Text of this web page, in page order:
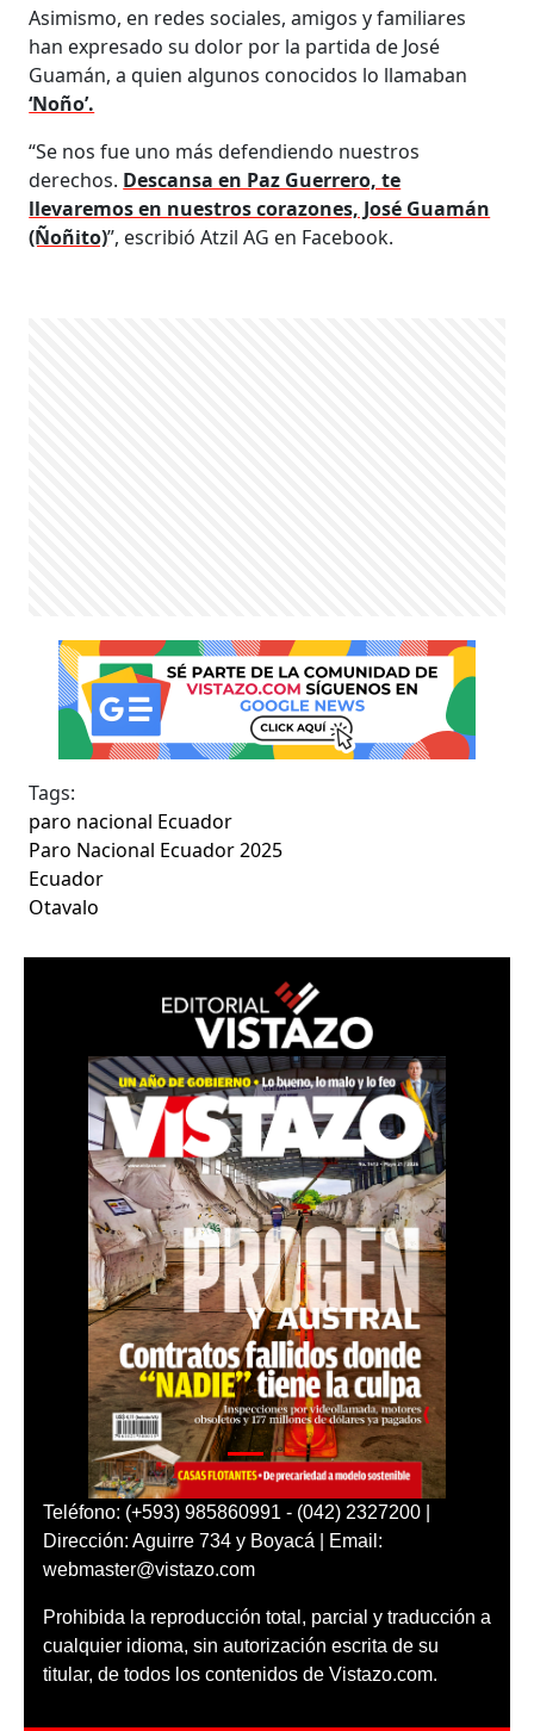
Asimismo, en redes sociales, amigos y familiares
han expresado su dolor por la partida de José
Guamán, a quien algunos conocidos lo llamaban
‘Noño’.
“Se nos fue uno más defendiendo nuestros
derechos. Descansa en Paz Guerrero, te
llevaremos en nuestros corazones, José Guamán
(Ñoñito)”, escribió Atzil AG en Facebook.
Tags:
paro nacional Ecuador
Paro Nacional Ecuador 2025
Ecuador
Otavalo
Teléfono: (+593) 985860991 - (042) 2327200 |
Dirección: Aguirre 734 y Boyacá | Email:
webmaster@vistazo.com
Prohibida la reproducción total, parcial y traducción a
cualquier idioma, sin autorización escrita de su
titular, de todos los contenidos de Vistazo.com.